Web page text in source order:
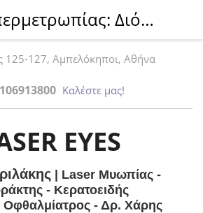
125-127, Αμπελόκηποι, Αθήνα
Καλέστε μας!
EYES
| Laser Μυωπίας -
- Κερατοειδής
Οφθαλμίατρος - Δρ. Χάρης
Λέιζερ Υπερμετρωπίας: Διόρθωση Της Πάθησης | Δρ. Μπριλάκης